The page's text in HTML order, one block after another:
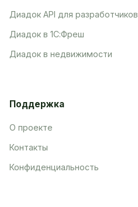
Диадок API для разработчиков
Диадок в 1С:Фреш
Диадок в недвижимости
Поддержка
О проекте
Контакты
Конфиденциальность